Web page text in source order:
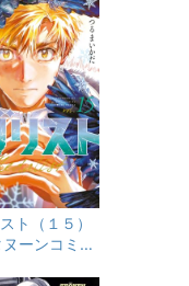
ト（１５）
ーンコミッ